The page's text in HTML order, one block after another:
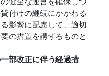
付けの継続にかかわる
影響に配慮して、適切
の措置を講ずるものと
部改正に伴う経過措